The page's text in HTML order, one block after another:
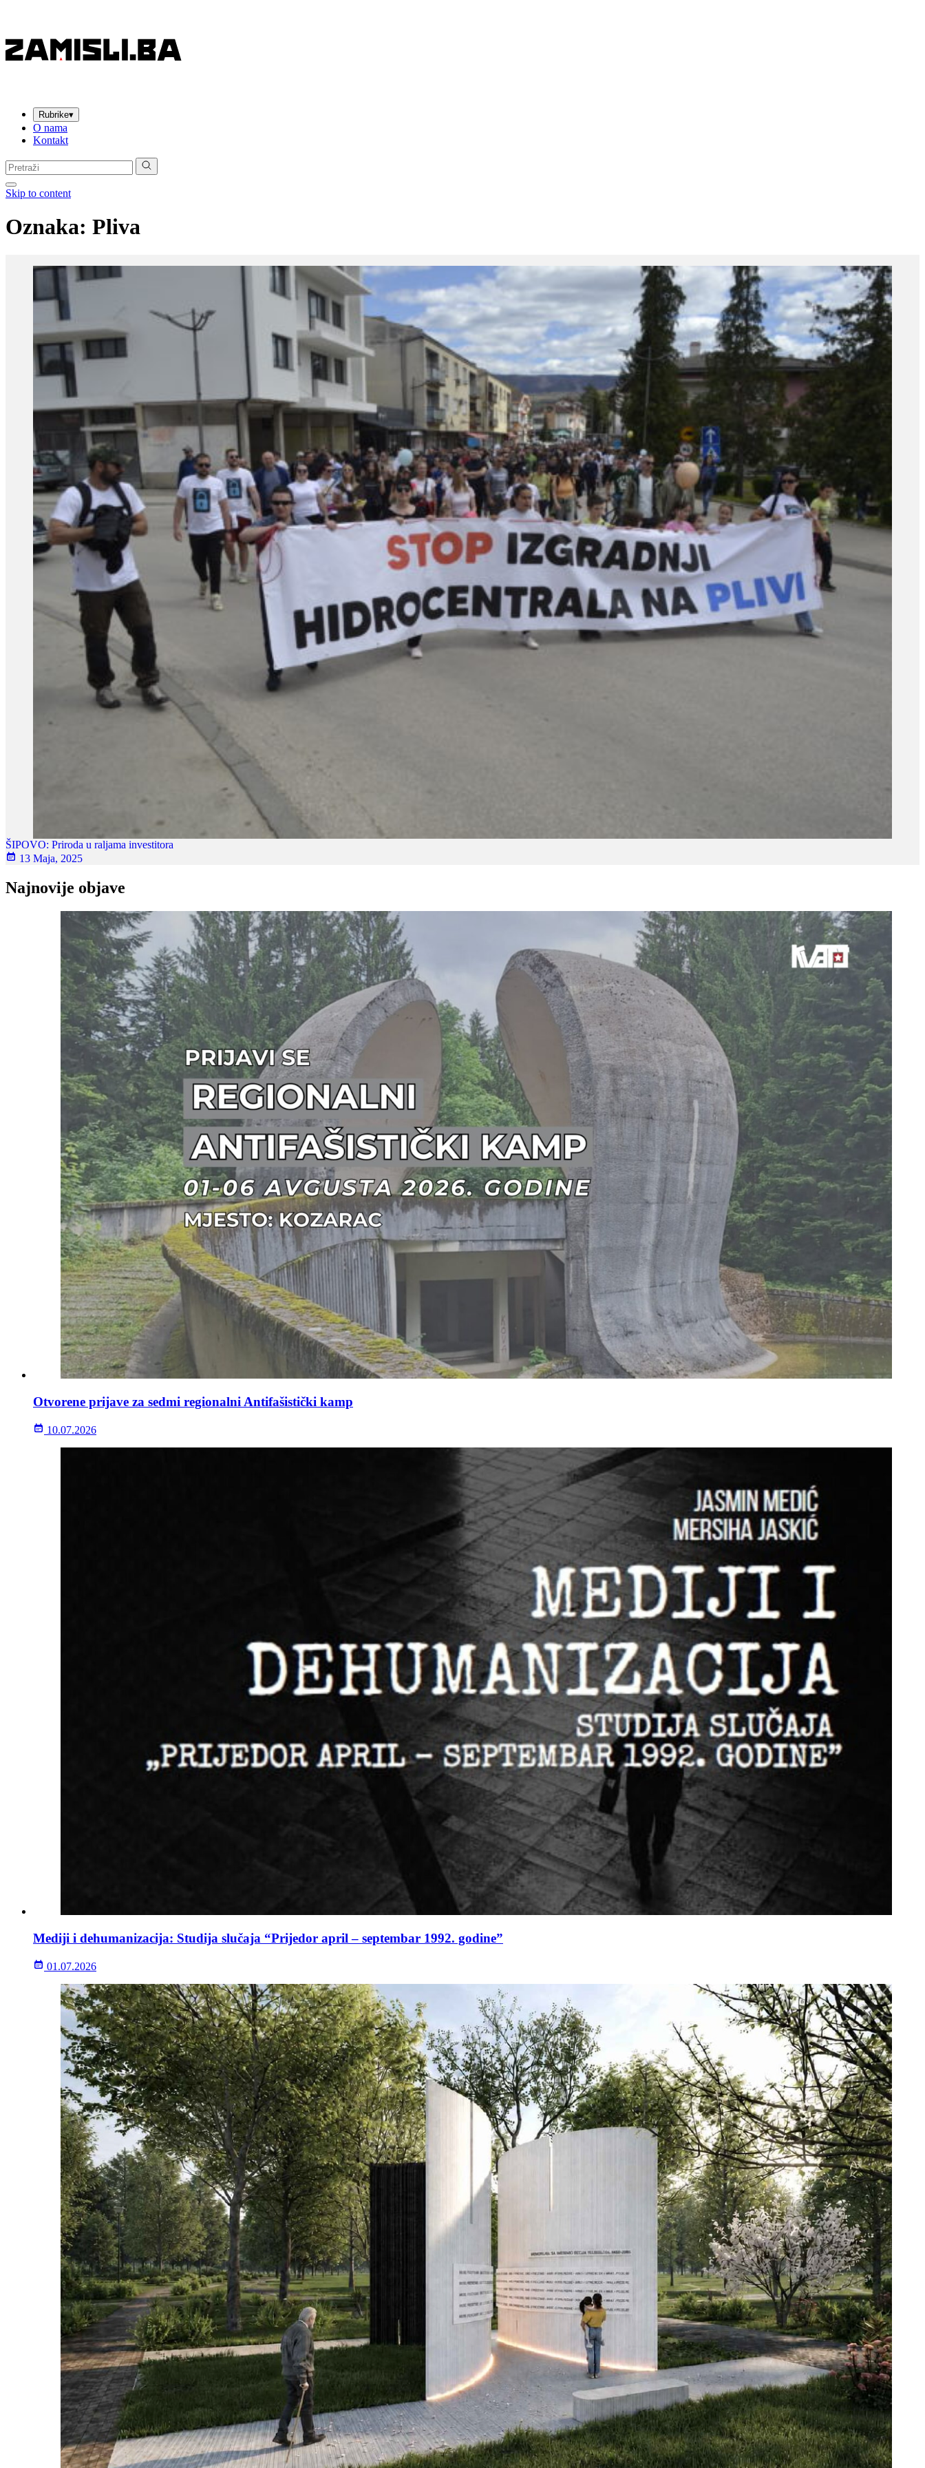
Rubrike▾
O nama
Kontakt
Pretraga:
Skip to content
Oznaka: Pliva
ŠIPOVO: Priroda u raljama investitora
13 Maja, 2025
Najnovije objave
Otvorene prijave za sedmi regionalni Antifašistički kamp
10.07.2026
Mediji i dehumanizacija: Studija slučaja “Prijedor april – septembar 1992. godine”
01.07.2026